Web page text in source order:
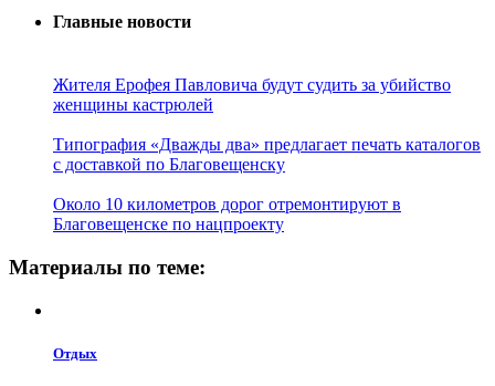
Главные новости
Жителя Ерофея Павловича будут судить за убийство
женщины кастрюлей
Типография «Дважды два» предлагает печать каталогов
с доставкой по Благовещенску
Около 10 километров дорог отремонтируют в
Благовещенске по нацпроекту
Материалы по теме:
Отдых